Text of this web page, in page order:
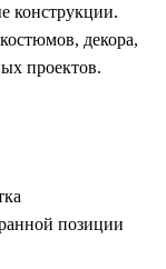
конструкции.
декора,
проектов.
позиции